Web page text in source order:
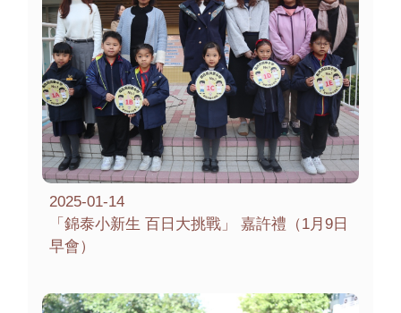
2025-01-14
「錦泰小新生 百日大挑戰」 嘉許禮（1月9日
早會）